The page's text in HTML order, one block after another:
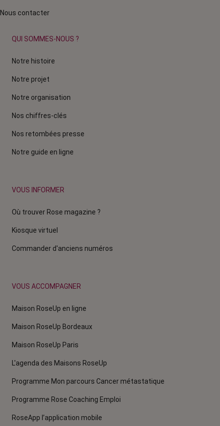
Nous contacter
QUI SOMMES-NOUS ?
Notre histoire
Notre projet
Notre organisation
Nos chiffres-clés
Nos retombées presse
Notre guide en ligne
VOUS INFORMER
Où trouver Rose magazine ?
Kiosque virtuel
Commander d'anciens numéros
VOUS ACCOMPAGNER
Maison RoseUp en ligne
Maison RoseUp Bordeaux
Maison RoseUp Paris
L'agenda des Maisons RoseUp
Programme Mon parcours Cancer métastatique
Programme Rose Coaching Emploi
RoseApp l’application mobile